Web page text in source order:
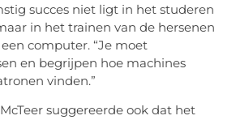
succes niet ligt in het studeren
in het trainen van de hersenen
computer. “Je moet
en begrijpen hoe machines
vinden.”
suggereerde ook dat het